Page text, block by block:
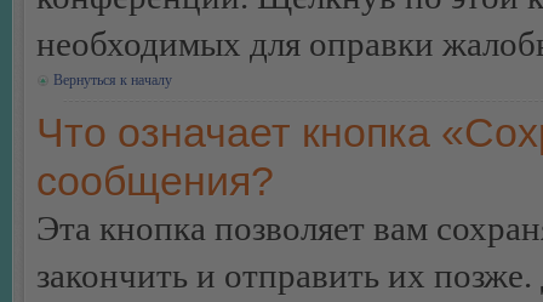
необходимых для оправки
Вернуться к началу
Что означает кнопка
сообщения?
Эта кнопка позволяет вам
закончить и отправить их